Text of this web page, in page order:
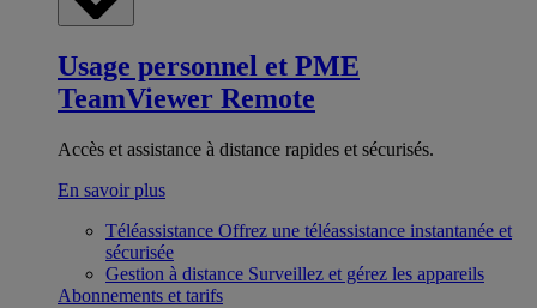
Usage personnel et PME
TeamViewer Remote
Accès et assistance à distance rapides et sécurisés.
En savoir plus
Téléassistance Offrez une téléassistance instantanée et
sécurisée
Gestion à distance Surveillez et gérez les appareils
Abonnements et tarifs